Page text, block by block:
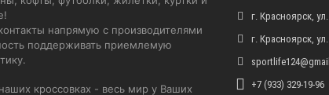
напрямую с производителями
поддерживать приемлемую
кроссовках - весь мир у Ваших
г. Красноярск,
г. Красноярск,
+7 (933) 329-19-96